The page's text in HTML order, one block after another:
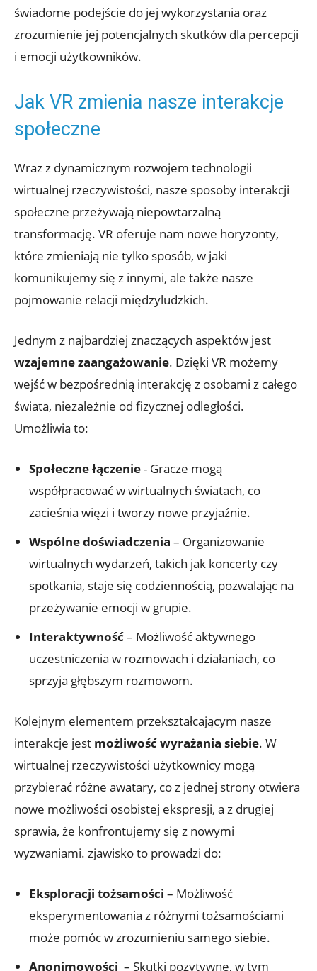
‌świadome ‌podejście do jej wykorzystania ⁣oraz
zrozumienie jej potencjalnych skutków dla percepcji‌
i emocji użytkowników.
Jak VR zmienia nasze interakcje
społeczne
Wraz z dynamicznym rozwojem technologii
wirtualnej⁢ rzeczywistości, nasze sposoby ⁢interakcji
społeczne przeżywają ⁤niepowtarzalną
transformację. VR oferuje nam nowe horyzonty,
które zmieniają⁢ nie tylko sposób,‌ w ⁤jaki
komunikujemy się​ z⁤ innymi, ale także nasze
pojmowanie relacji międzyludzkich.
Jednym z najbardziej znaczących aspektów jest⁤
wzajemne zaangażowanie.​ Dzięki VR‍ możemy
wejść w ‍bezpośrednią interakcję z ​osobami z całego
świata, ‌niezależnie⁣ od ⁤fizycznej odległości.
Umożliwia to:
Społeczne łączenie-⁣ Gracze⁢ mogą
współpracować w wirtualnych⁣ światach, co
zacieśnia więzi i tworzy ⁢nowe przyjaźnie.
Wspólne⁤ doświadczenia – Organizowanie
wirtualnych wydarzeń, takich jak koncerty czy
spotkania, ⁢staje się ⁢codziennością,⁤ pozwalając na
przeżywanie emocji w grupie.
Interaktywność– Możliwość aktywnego
uczestniczenia w rozmowach ⁢i⁤ działaniach, co
sprzyja głębszym rozmowom.
Kolejnym ‌elementem przekształcającym ‌nasze
interakcje jest możliwość⁢ wyrażania siebie.⁤ W
wirtualnej rzeczywistości​ użytkownicy ‍mogą
przybierać ⁢różne awatary, co z ⁤jednej strony‍ otwiera⁤
nowe ⁢możliwości osobistej ekspresji, a ⁤z drugiej
sprawia, że konfrontujemy⁣ się ⁣z‌ nowymi
wyzwaniami. zjawisko to ‌prowadzi do:
Eksploracji tożsamości – Możliwość
eksperymentowania z ​różnymi tożsamościami
⁣może pomóc⁢ w zrozumieniu ⁢samego siebie.
Anonimowości ⁣ – ⁤Skutki⁤ pozytywne, ‍w tym